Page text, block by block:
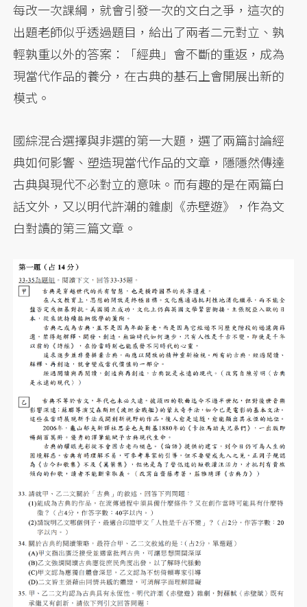
每改一次課綱，就會引發一次的文白之爭，這次的
出題老師似乎透過題目，給出了兩者二元對立、孰
輕孰重以外的答案：「經典」會不斷的重返，成為
現當代作品的養分，在古典的基石上會開展出新的
模式。
國綜混合選擇與非選的第一大題，選了兩篇討論經
典如何影響、塑造現當代作品的文章，隱隱然傳達
古典與現代不必對立的意味。而有趣的是在兩篇白
話文外，又以明代許潮的雜劇《赤壁遊》，作為文
白對讀的第三篇文章。